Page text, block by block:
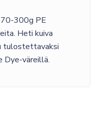
300g PE
Heti kuiva
tulostettavaksi
Dye-väreillä.